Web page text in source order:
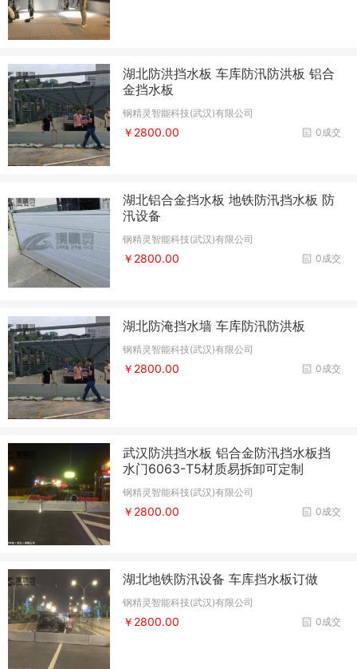
湖北防洪挡水板 车库防汛防洪板 铝合
金挡水板
钢精灵智能科技(武汉)有限公司
0成交
￥2800.00
湖北铝合金挡水板 地铁防汛挡水板 防
汛设备
钢精灵智能科技(武汉)有限公司
0成交
￥2800.00
湖北防淹挡水墙 车库防汛防洪板
钢精灵智能科技(武汉)有限公司
0成交
￥2800.00
武汉防洪挡水板 铝合金防汛挡水板挡
水门6063-T5材质易拆卸可定制
钢精灵智能科技(武汉)有限公司
0成交
￥2800.00
湖北地铁防汛设备 车库挡水板订做
钢精灵智能科技(武汉)有限公司
0成交
￥2800.00